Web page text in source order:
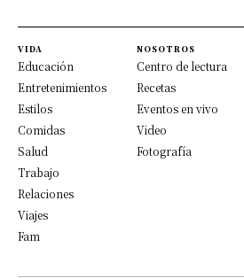
VIDA
Educación
Entretenimientos
Estilos
Comidas
Salud
Trabajo
Relaciones
Viajes
Fam
NOSOTROS
Centro de lectura
Recetas
Eventos en vivo
Video
Fotografía